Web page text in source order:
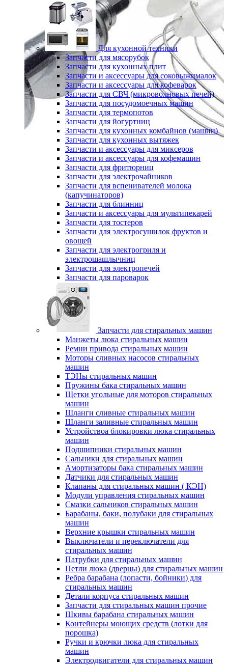
Для кухонной техники
Запчасти для мясорубок
Запчасти для кухонных плит
Запчасти и аксессуары для соковыжималок
Запчасти и аксессуары для кофеварок
Запчасти для СВЧ (микроволновых печей)
Запчасти для посудомоечных машин
Запчасти для термопотов
Запчасти для йогуртниц
Запчасти для кухонных комбайнов (машин)
Запчасти для кухонных вытяжек
Запчасти и аксессуары для миксеров
Запчасти и аксессуары для кофемашин
Запчасти для фритюрниц
Запчасти для электрочайников
Запчасти для вспенивателей молока
(капучинаторов)
Запчасти для блинниц
Запчасти и аксессуары для мультипекарей
Запчасти для тостеров
Запчасти для электросушилок фруктов и
овощей
Запчасти для электрогриля и
электрошашлычниц
Запчасти для электропечей
Запчасти для пароварок
Запчасти для стиральных машин
Манжеты люка стиральных машин
Ремни привода стиральных машин
Моторы сливных насосов стиральных
машин
ТЭНы стиральных машин
Пружины бака стиральных машин
Щетки угольные для моторов стиральных
машин
Шланги сливные стиральных машин
Шланги заливные стиральных машин
Устройствоа блокировки люка стиральных
машин
Подшипники стиральных машин
Сальники для стиральных машин
Амортизаторы бака стиральных машин
Датчики для стиральных машин
Клапаны для стиральных машин ( КЭН)
Модули управления стиральных машин
Смазки сальников стиральных машин
Барабаны, баки, полубаки для стиральных
машин
Верхние крышки стиральных машин
Выключатели и переключатели для
стиральных машин
Патрубки для стиральных машин
Петли люка (дверцы) для стиральных машин
Ребра барабана (лопасти, бойники) для
стиральных машин
Детали корпуса стиральных машин
Запчасти для стиральных машин прочие
Шкивы барабана стиральных машин
Контейнеры моющих средств (лотки для
порошка)
Ручки и крючки люка для стиральных
машин
Электродвигатели для стиральных машин